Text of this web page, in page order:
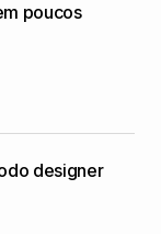
poucos
designer